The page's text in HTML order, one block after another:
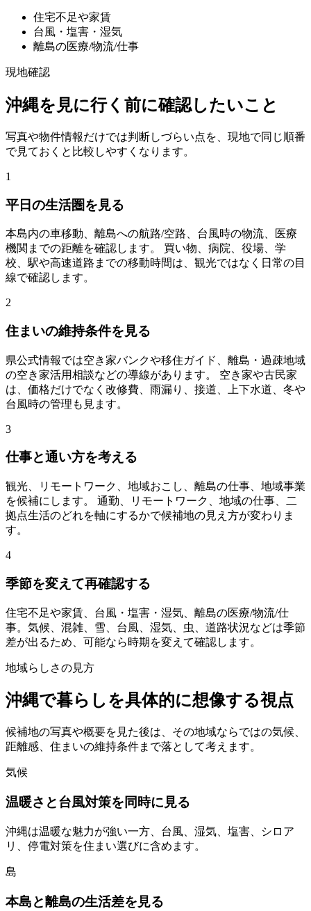
住宅不足や家賃
台風・塩害・湿気
離島の医療/物流/仕事
現地確認
沖縄を見に行く前に確認したいこと
写真や物件情報だけでは判断しづらい点を、現地で同じ順番
で見ておくと比較しやすくなります。
1
平日の生活圏を見る
本島内の車移動、離島への航路/空路、台風時の物流、医療
機関までの距離を確認します。 買い物、病院、役場、学
校、駅や高速道路までの移動時間は、観光ではなく日常の目
線で確認します。
2
住まいの維持条件を見る
県公式情報では空き家バンクや移住ガイド、離島・過疎地域
の空き家活用相談などの導線があります。 空き家や古民家
は、価格だけでなく改修費、雨漏り、接道、上下水道、冬や
台風時の管理も見ます。
3
仕事と通い方を考える
観光、リモートワーク、地域おこし、離島の仕事、地域事業
を候補にします。 通勤、リモートワーク、地域の仕事、二
拠点生活のどれを軸にするかで候補地の見え方が変わりま
す。
4
季節を変えて再確認する
住宅不足や家賃、台風・塩害・湿気、離島の医療/物流/仕
事。気候、混雑、雪、台風、湿気、虫、道路状況などは季節
差が出るため、可能なら時期を変えて確認します。
地域らしさの見方
沖縄で暮らしを具体的に想像する視点
候補地の写真や概要を見た後は、その地域ならではの気候、
距離感、住まいの維持条件まで落として考えます。
気候
温暖さと台風対策を同時に見る
沖縄は温暖な魅力が強い一方、台風、湿気、塩害、シロア
リ、停電対策を住まい選びに含めます。
島
本島と離島の生活差を見る